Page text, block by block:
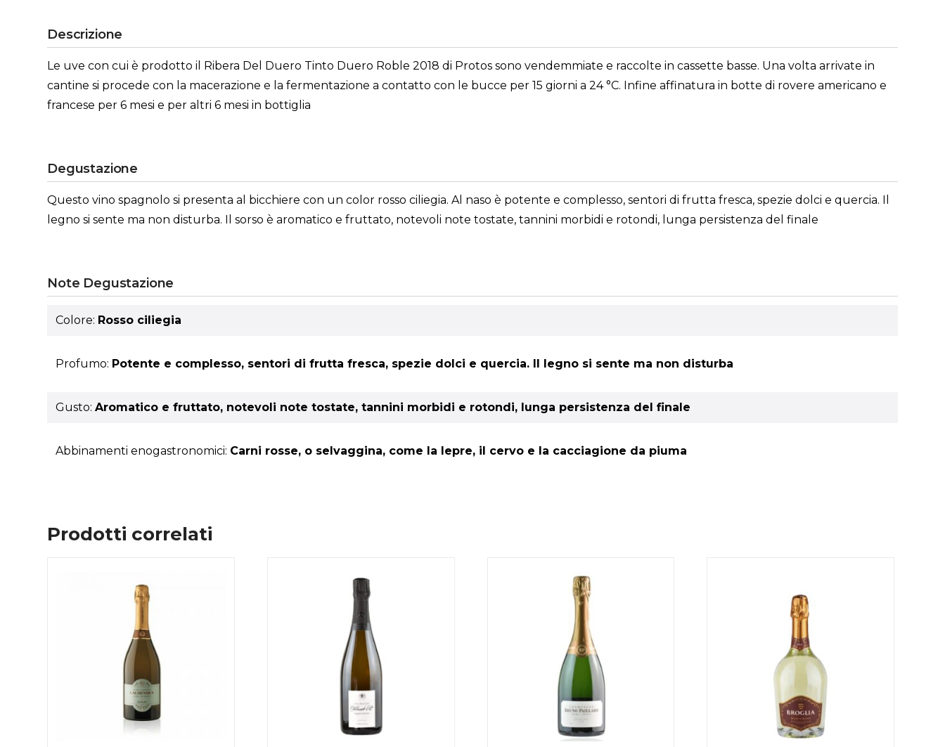
Descrizione
Le uve con cui è prodotto il Ribera Del Duero Tinto Duero Roble 2018 di Protos sono vendemmiate e raccolte in cassette basse. Una volta arrivate in
cantine si procede con la macerazione e la fermentazione a contatto con le bucce per 15 giorni a 24 °C. Infine affinatura in botte di rovere americano e
francese per 6 mesi e per altri 6 mesi in bottiglia
Degustazione
Questo vino spagnolo si presenta al bicchiere con un color rosso ciliegia. Al naso è potente e complesso, sentori di frutta fresca, spezie dolci e quercia. Il
legno si sente ma non disturba. Il sorso è aromatico e fruttato, notevoli note tostate, tannini morbidi e rotondi, lunga persistenza del finale
Note Degustazione
Colore: Rosso ciliegia
Profumo: Potente e complesso, sentori di frutta fresca, spezie dolci e quercia. Il legno si sente ma non disturba
Gusto:Aromatico e fruttato, notevoli note tostate, tannini morbidi e rotondi, lunga persistenza del finale
Abbinamenti enogastronomici: Carni rosse, o selvaggina, come la lepre, il cervo e la cacciagione da piuma
Prodotti correlati